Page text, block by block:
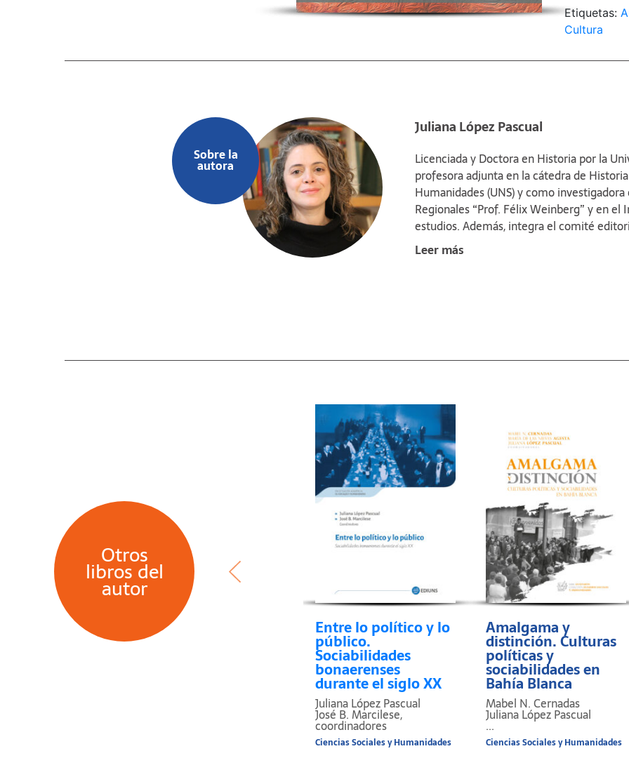
ajenos a las
posible
parte,
todavía
situación
Etiquetas:
Cultura
Sobre la
autora
Juliana López Pascual
Licenciada y Doctora en Historia por la
profesora adjunta en la cátedra de
Humanidades (UNS) y como
Regionales “Prof. Félix Weinberg” y en
estudios. Además, integra el comité
Marcilese, el Proyecto General de
XX: entre lo político y lo público” desde
Leer más
Otros
libros del
autor
Entre lo político y lo
público.
Sociabilidades
bonaerenses
durante el siglo XX
Juliana López Pascual
José B. Marcilese,
coordinadores
Ciencias Sociales y Humanidades
Amalgama y
distinción. Culturas
políticas y
sociabilidades en
Bahía Blanca
Mabel N. Cernadas
Juliana López Pascual
...
Ciencias Sociales y Humanidades